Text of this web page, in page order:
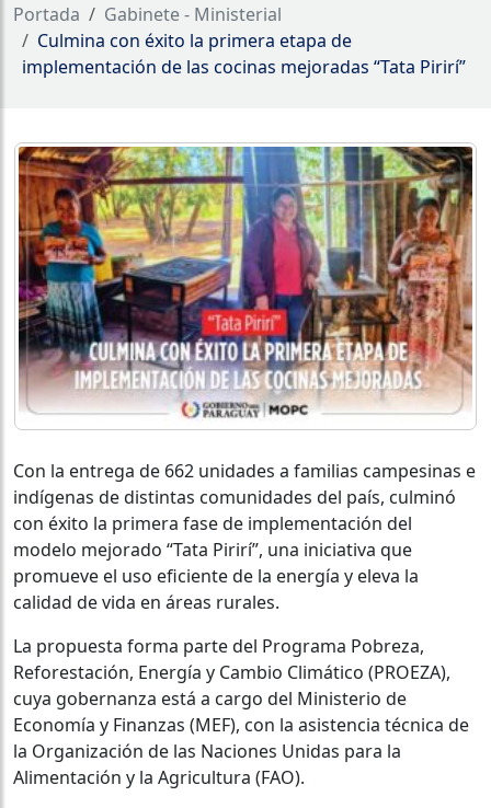
Portada
Gabinete - Ministerial
Culmina con éxito la primera etapa de
implementación de las cocinas mejoradas “Tata Pirirí”
Con la entrega de 662 unidades a familias campesinas e
indígenas de distintas comunidades del país, culminó
con éxito la primera fase de implementación del
modelo mejorado “Tata Pirirí”, una iniciativa que
promueve el uso eficiente de la energía y eleva la
calidad de vida en áreas rurales.
La propuesta forma parte del Programa Pobreza,
Reforestación, Energía y Cambio Climático (PROEZA),
cuya gobernanza está a cargo del Ministerio de
Economía y Finanzas (MEF), con la asistencia técnica de
la Organización de las Naciones Unidas para la
Alimentación y la Agricultura (FAO).